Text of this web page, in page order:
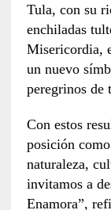
Tula, con su
enchiladas
Misericordia,
un nuevo
peregrinos de
Con estos
posición
naturaleza,
invitamos a
Enamora”,